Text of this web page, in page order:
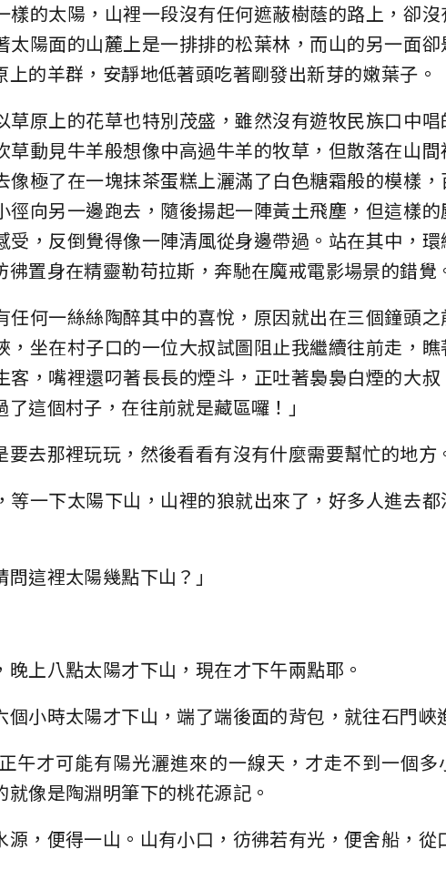
樣的太陽，山裡一段沒有任何遮蔽樹蔭的路上，卻沒
太陽面的山麓上是一排排的松葉林，而山的另一面卻
的羊群，安靜地低著頭吃著剛發出新芽的嫩葉子。
草原上的花草也特別茂盛，雖然沒有遊牧民族口中唱
草動見牛羊般想像中高過牛羊的牧草，但散落在山間
像極了在一塊抹茶蛋糕上灑滿了白色糖霜般的模樣，
徑向另一邊跑去，隨後揚起一陣黃土飛塵，但這樣的
受，反倒覺得像一陣清風從身邊帶過。站在其中，環
置身在精靈勒苟拉斯，奔馳在魔戒電影場景的錯覺
任何一絲絲陶醉其中的喜悅，原因就出在三個鐘頭之
，坐在村子口的一位大叔試圖阻止我繼續往前走，
客，嘴裡還叼著長長的煙斗，正吐著裊裊白煙的大叔
這個村子，在往前就是藏區囉！」
去那裡玩玩，然後看看有沒有什麼需要幫忙的地方
等一下太陽下山，山裡的狼就出來了，好多人進去
問這裡太陽幾點下山？」
上八點太陽才下山，現在才下午兩點耶。
小時太陽才下山，端了端後面的背包，就往石門峽
午才可能有陽光灑進來的一線天，才走不到一個多
像是陶淵明筆下的桃花源記。
，便得一山。山有小口，彷彿若有光，便舍船，從